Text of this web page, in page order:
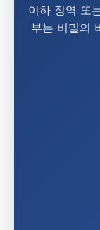
이하 징역 또
부는 비밀의